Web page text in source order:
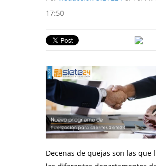
17:50
Decenas de quejas son las que